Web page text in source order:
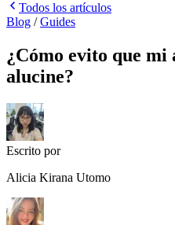
Todos los artículos
Blog /Guides
¿Cómo evito que mi
alucine?
Escrito por
Alicia Kirana Utomo